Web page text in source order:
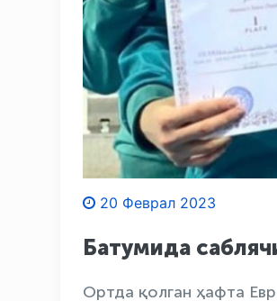
20 Феврал 2023
Батумида
Ортда қолган ҳафта